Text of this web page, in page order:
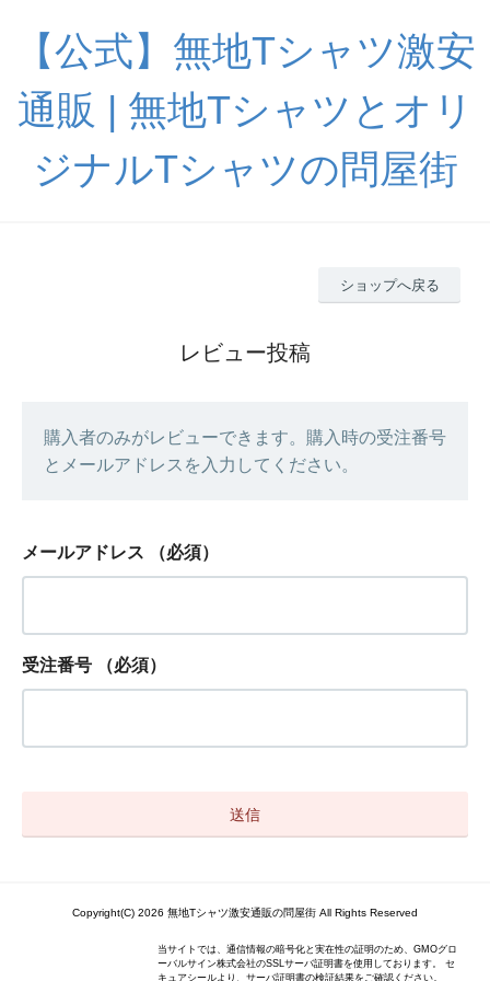
【公式】無地Tシャツ激安
通販 | 無地Tシャツとオリ
ジナルTシャツの問屋街
ショップへ戻る
レビュー投稿
購入者のみがレビューできます。購入時の受注番号
とメールアドレスを入力してください。
メールアドレス （必須）
受注番号 （必須）
Copyright(C) 2026 無地Tシャツ激安通販の問屋街 All Rights Reserved
当サイトでは、通信情報の暗号化と実在性の証明のため、GMOグロ
ーバルサイン株式会社のSSLサーバ証明書を使用しております。 セ
キュアシールより、サーバ証明書の検証結果をご確認ください。